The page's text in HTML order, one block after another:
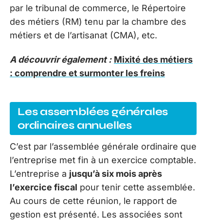
par le tribunal de commerce, le Répertoire
des métiers (RM) tenu par la chambre des
métiers et de l’artisanat (CMA), etc.
A découvrir également : Mixité des métiers
: comprendre et surmonter les freins
Les assemblées générales
ordinaires annuelles
C’est par l’assemblée générale ordinaire que
l’entreprise met fin à un exercice comptable.
L’entreprise a jusqu’à six mois après
l’exercice fiscal pour tenir cette assemblée.
Au cours de cette réunion, le rapport de
gestion est présenté. Les associées sont